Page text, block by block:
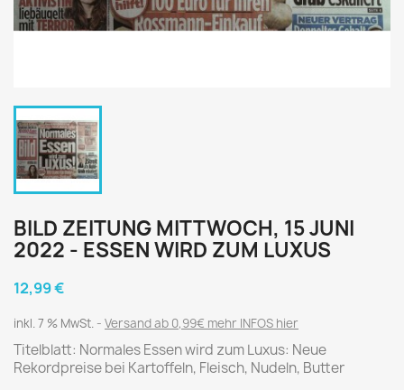
BILD ZEITUNG MITTWOCH, 15 JUNI
2022 - ESSEN WIRD ZUM LUXUS
12,99 €
inkl. 7 % MwSt. Versand ab 0,99€ mehr INFOS hier
Titelblatt: Normales Essen wird zum Luxus: Neue
Rekordpreise bei Kartoffeln, Fleisch, Nudeln, Butter